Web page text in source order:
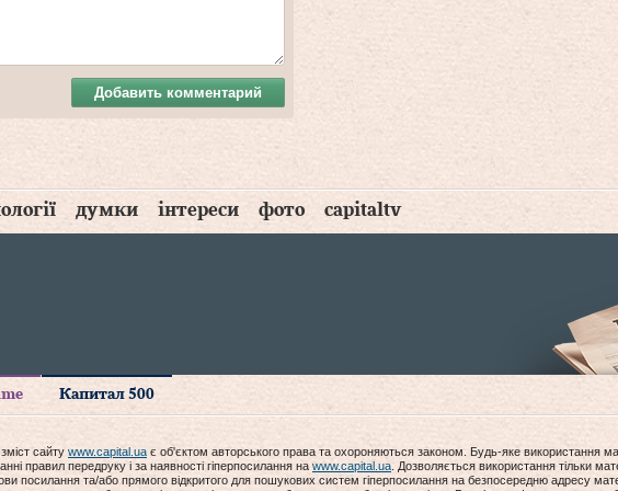
Добавить комментарий
думки інтереси фото capitaltv
Капитал 500
сайту www.capital.ua є об'єктом авторського права та охороняються законом. Будь-яке використання
правил передруку і за наявності гіперпосилання на www.capital.ua . Дозволяється використання тільки
посилання та/або прямого відкритого для пошукових систем гіперпосилання на безпосередню адресу